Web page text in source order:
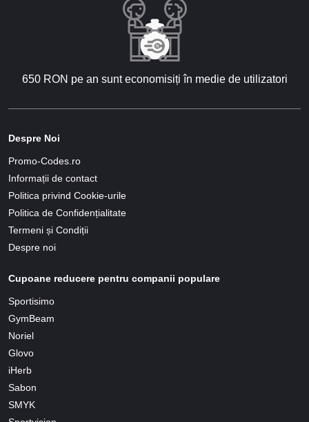
650 RON pe an sunt economisiți în medie de utilizatori
Despre Noi
Promo-Codes.ro
Informații de contact
Politica privind Cookie-urile
Politica de Confidențialitate
Termeni și Condiții
Despre noi
Cupoane reducere pentru companii populare
Sportisimo
GymBeam
Noriel
Glovo
iHerb
Sabon
SMYK